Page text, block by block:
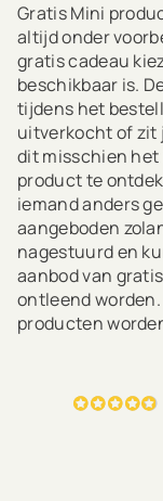
Gratis Mini
altijd onder
gratis cadeau
beschikbaar is.
tijdens het
uitverkocht of zit
dit misschien het
product te
iemand anders
aangeboden
nagestuurd en
aanbod van
ontleend
producten